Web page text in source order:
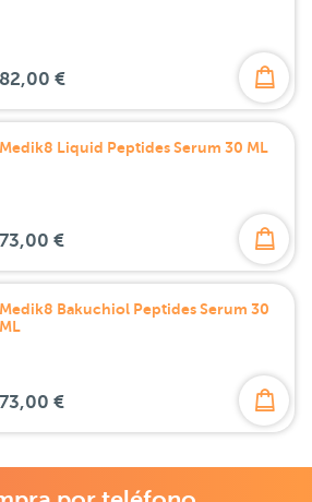
82,00 €
Medik8 Liquid Peptides Serum 30 ML
73,00 €
Medik8 Bakuchiol Peptides Serum 30
ML
73,00 €